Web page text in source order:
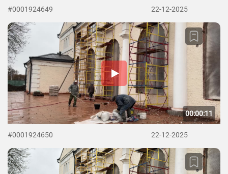
#0001924649 22-12-2025
00:00:11
#0001924650 22-12-2025